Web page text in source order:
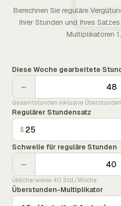
Berechnen Sie reguläre
Ihrer Stunden und Ihres
Multiplikatoren
Diese Woche gearbeitete
−
Gesamtstunden inklusive Überstunden
Regulärer Stundensatz
$
Schwelle für reguläre Stunden
−
Üblicherweise 40 Std./Woche
Überstunden-Multiplikator